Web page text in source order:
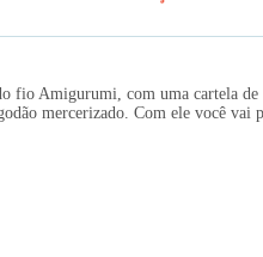
Amigurumi, com uma cartela de
mercerizado. Com ele você